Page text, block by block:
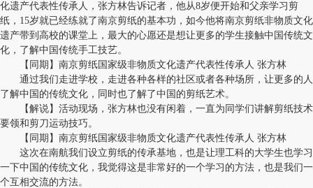
化遗产代表性传承人，张方林告诉记者，他从8岁便开始和父亲学习剪
纸，15岁就已经练就了南京剪纸的基本功，如今他将南京剪纸非物质文化
遗产带到高校的课堂上，最大的心愿还是想让更多的学生接触中国传统文
化，了解中国传统手工技艺。
【同期】南京剪纸国家级非物质文化遗产代表性传承人 张方林
通过我们走进学校，走进各种各样的社区或者各种场所，让更多的人
了解中国的传统文化，同时也了解了中国的剪纸艺术。
【解说】活动现场，张方林也没有闲着，一直为同学们讲解剪纸技术
要领和剪刀运动技巧。
【同期】南京剪纸国家级非物质文化遗产代表性传承人 张方林
这次在南航我们设立剪纸的传承基地，也是让理工科的大学生也学习
一下中国的传统文化，我觉得这是非常好的一个学习的方法，也是我们一
个互相交流的方法。